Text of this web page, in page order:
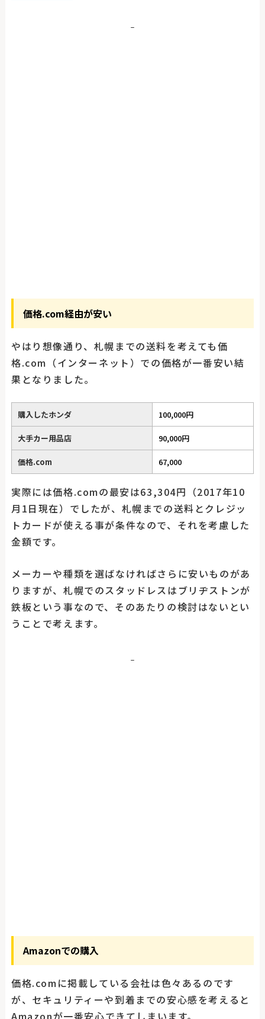
価格.com経由が安い
やはり想像通り、札幌までの送料を考えても価
格.com（インターネット）での価格が一番安い結
果となりました。
購入したホンダ 100,000円
大手カー用品店 90,000円
価格.com 67,000
実際には価格.comの最安は63,304円（2017年10
月1日現在）でしたが、札幌までの送料とクレジッ
トカードが使える事が条件なので、それを考慮した
金額です。
メーカーや種類を選ばなければさらに安いものがあ
りますが、札幌でのスタッドレスはブリヂストンが
鉄板という事なので、そのあたりの検討はないとい
うことで考えます。
Amazonでの購入
価格.comに掲載している会社は色々あるのです
が、セキュリティーや到着までの安心感を考えると